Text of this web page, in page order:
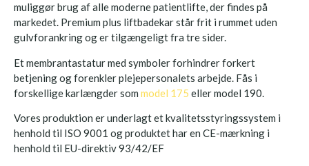
muliggør brug af alle moderne patientlifte, der findes på
markedet. Premium plus liftbadekar står frit i rummet uden
gulvforankring og er tilgængeligt fra tre sider.
Et membrantastatur med symboler forhindrer forkert
betjening og forenkler plejepersonalets arbejde. Fås i
forskellige karlængder som model 175 eller model 190.
Vores produktion er underlagt et kvalitetsstyringssystem i
henhold til ISO 9001 og produktet har en CE-mærkning i
henhold til EU-direktiv 93/42/EF